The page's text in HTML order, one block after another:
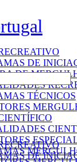
DE
DE
TÉCNICOS
DE